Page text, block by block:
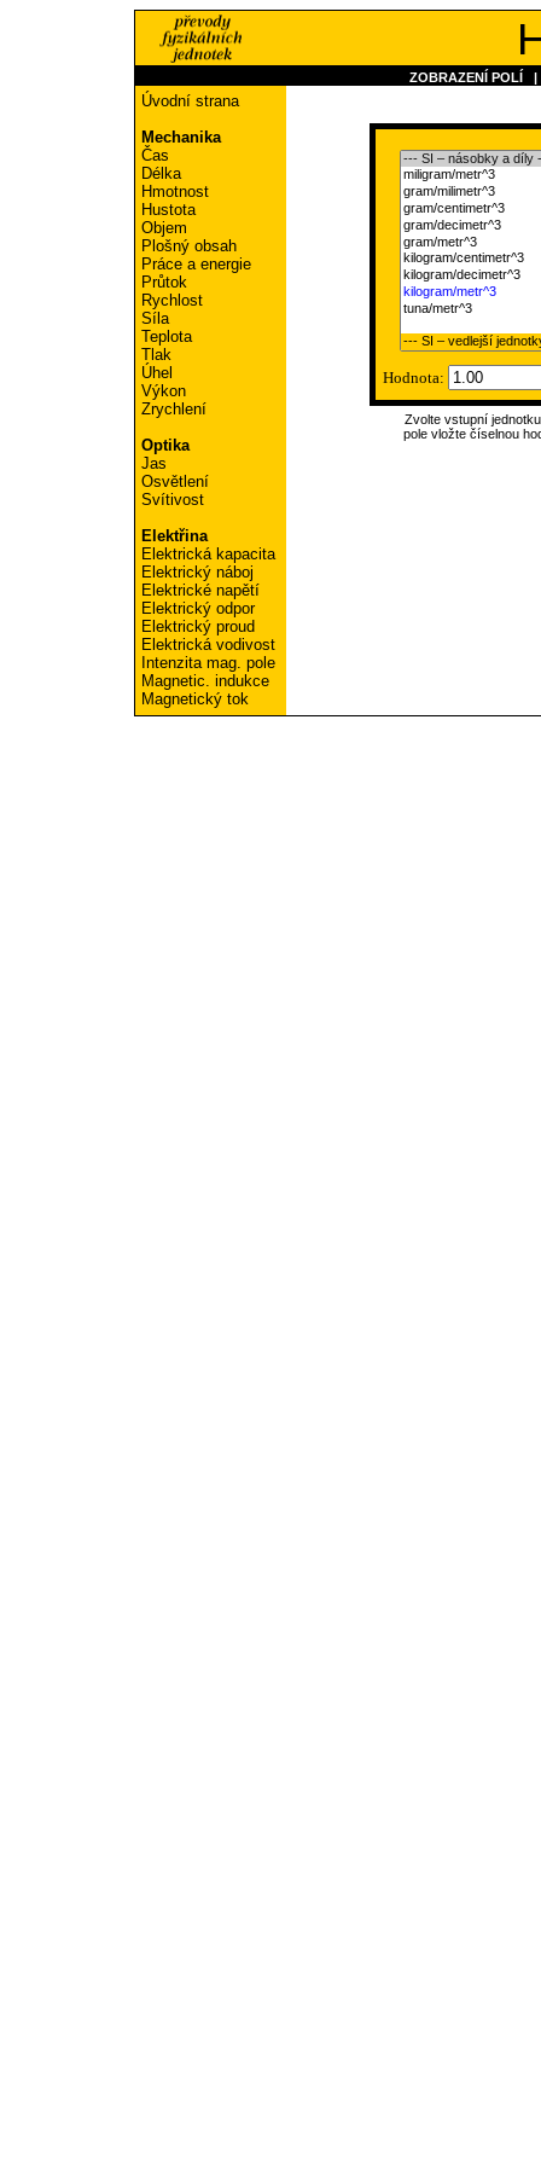
ZOBRAZENÍ POLÍ
Úvodní strana
Mechanika
Čas
Délka
Hmotnost
Hustota
Objem
Plošný obsah
Práce a energie
Průtok
Rychlost
Síla
Teplota
Tlak
Úhel
Výkon
Zrychlení
Optika
Jas
Osvětlení
Svítivost
Elektřina
Elektrická kapacita
Elektrický náboj
Elektrické napětí
Elektrický odpor
Elektrický proud
Elektrická vodivost
Intenzita mag. pole
Magnetic. indukce
Magnetický tok
Hodnota:
Zvolte vstupní
pole vložte číselnou